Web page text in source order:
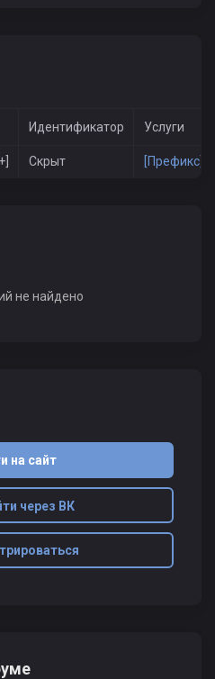
Идентификатор Услуги
Скрыт [Префикс]
не найдено
на сайт
через ВК